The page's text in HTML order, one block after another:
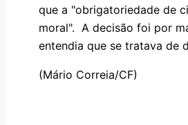
que a "obrigatoriedade de
moral". A decisão foi por
entendia que se tratava de
(Mário Correia/CF)